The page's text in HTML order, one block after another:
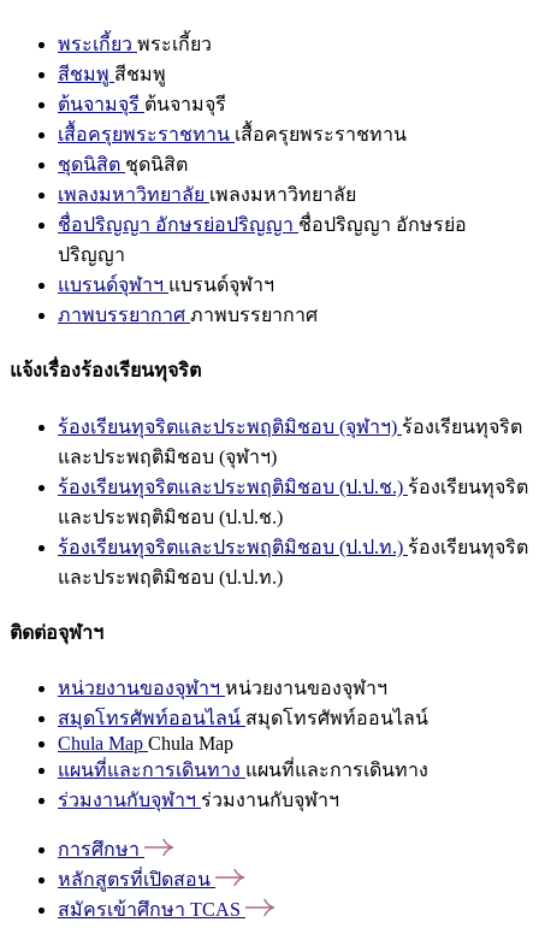
พระเกี้ยว พระเกี้ยว
สีชมพู สีชมพู
ต้นจามจุรี ต้นจามจุรี
เสื้อครุยพระราชทาน เสื้อครุยพระราชทาน
ชุดนิสิต ชุดนิสิต
เพลงมหาวิทยาลัย เพลงมหาวิทยาลัย
ชื่อปริญญา อักษรย่อปริญญา ชื่อปริญญา อักษรย่อ
ปริญญา
แบรนด์จุฬาฯ แบรนด์จุฬาฯ
ภาพบรรยากาศ ภาพบรรยากาศ
แจ้งเรื่องร้องเรียนทุจริต
ร้องเรียนทุจริตและประพฤติมิชอบ (จุฬาฯ) ร้องเรียนทุจริต
และประพฤติมิชอบ (จุฬาฯ)
ร้องเรียนทุจริตและประพฤติมิชอบ (ป.ป.ช.) ร้องเรียนทุจริต
และประพฤติมิชอบ (ป.ป.ช.)
ร้องเรียนทุจริตและประพฤติมิชอบ (ป.ป.ท.) ร้องเรียนทุจริต
และประพฤติมิชอบ (ป.ป.ท.)
ติดต่อจุฬาฯ
หน่วยงานของจุฬาฯ หน่วยงานของจุฬาฯ
สมุดโทรศัพท์ออนไลน์ สมุดโทรศัพท์ออนไลน์
Chula Map Chula Map
แผนที่และการเดินทาง แผนที่และการเดินทาง
ร่วมงานกับจุฬาฯ ร่วมงานกับจุฬาฯ
การศึกษา
หลักสูตรที่เปิดสอน
สมัครเข้าศึกษา TCAS